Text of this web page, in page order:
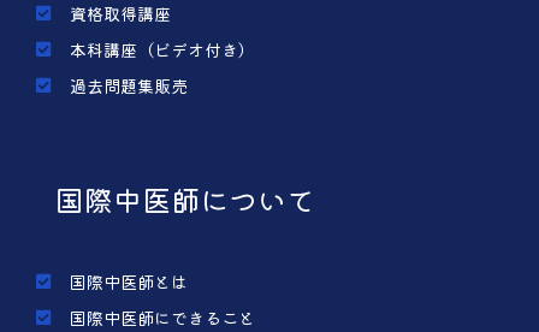
資格取得講座
本科講座（ビデオ付き）
過去問題集販売
国際中医師について
国際中医師とは
国際中医師にできること